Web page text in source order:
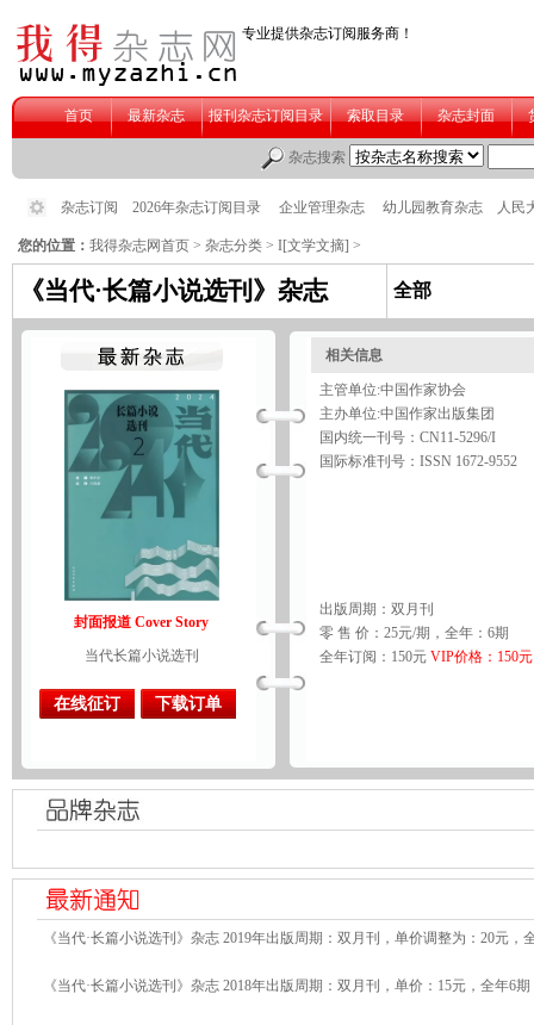
您的位置： 我得杂志网首页 > 杂志分类 > I[文学文摘] >
《当代·长篇小说选刊》杂志 全部
封面报道 Cover Story
当代长篇小说选刊
在线征订 下载订单
相关信息
主管单位:中国作家协会
主办单位:中国作家出版集团
国内统一刊号：CN11-5296/I
国际标准刊号：ISSN 1672-9552
出版周期：双月刊
零 售 价：25元/期，全年：6期
全年订阅：150元 VIP价格：150元
《当代·长篇小说选刊》杂志 2019年出版周期：双月刊，单价调整为：20元，
《当代·长篇小说选刊》杂志 2018年出版周期：双月刊，单价：15元，全年6